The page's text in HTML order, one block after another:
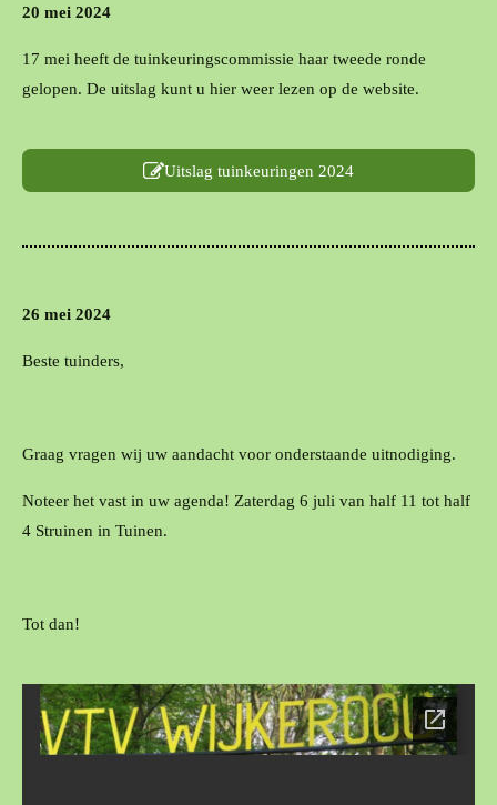
20 mei 2024
17 mei heeft de tuinkeuringscommissie haar tweede ronde
gelopen. De uitslag kunt u hier weer lezen op de website.
Uitslag tuinkeuringen 2024
26 mei 2024
Beste tuinders,
Graag vragen wij uw aandacht voor onderstaande uitnodiging.
Noteer het vast in uw agenda! Zaterdag 6 juli van half 11 tot half
4 Struinen in Tuinen.
Tot dan!